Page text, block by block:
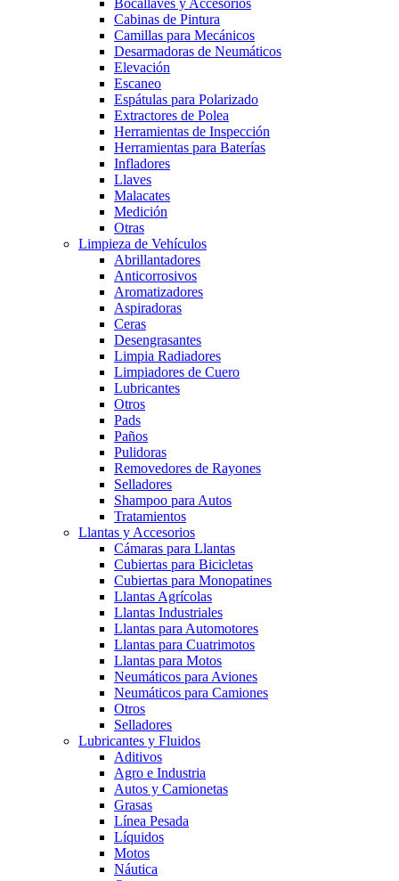
Bocallaves y Accesorios
Cabinas de Pintura
Camillas para Mecánicos
Desarmadoras de Neumáticos
Elevación
Escaneo
Espátulas para Polarizado
Extractores de Polea
Herramientas de Inspección
Herramientas para Baterías
Infladores
Llaves
Malacates
Medición
Otras
Limpieza de Vehículos
Abrillantadores
Anticorrosivos
Aromatizadores
Aspiradoras
Ceras
Desengrasantes
Limpia Radiadores
Limpiadores de Cuero
Lubricantes
Otros
Pads
Paños
Pulidoras
Removedores de Rayones
Selladores
Shampoo para Autos
Tratamientos
Llantas y Accesorios
Cámaras para Llantas
Cubiertas para Bicicletas
Cubiertas para Monopatines
Llantas Agrícolas
Llantas Industriales
Llantas para Automotores
Llantas para Cuatrimotos
Llantas para Motos
Neumáticos para Aviones
Neumáticos para Camiones
Otros
Selladores
Lubricantes y Fluidos
Aditivos
Agro e Industria
Autos y Camionetas
Grasas
Línea Pesada
Líquidos
Motos
Náutica